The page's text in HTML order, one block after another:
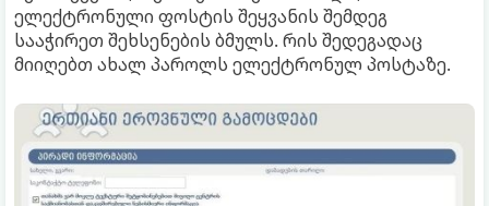
ელექტრონული ფოსტის შეყვანის შემდეგ
სააჭირეთ შეხსენების ბმულს. რის შედეგადაც
მიიღებთ ახალ პაროლს ელექტრონულ პოსტაზე.